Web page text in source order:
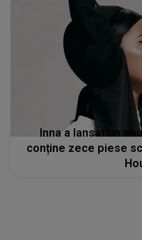
Inna a lansat un
conține zece piese